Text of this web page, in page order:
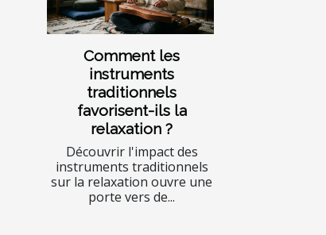
Comment les
instruments
traditionnels
favorisent-ils la
relaxation ?
Découvrir l'impact des
instruments traditionnels
sur la relaxation ouvre une
porte vers de...